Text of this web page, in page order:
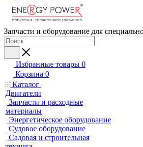
Запчасти и оборудование для
Избранные товары 0
Корзина 0
Каталог
Двигатели
Запчасти и расходные
материалы
Энергетическое оборудование
Судовое оборудование
Садовая и строительная